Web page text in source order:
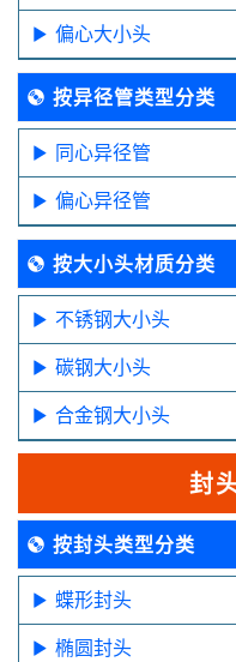
偏心大小头
按异径管类型分类
同心异径管
偏心异径管
按大小头材质分类
不锈钢大小头
碳钢大小头
合金钢大小头
封
按封头类型分类
蝶形封头
椭圆封头